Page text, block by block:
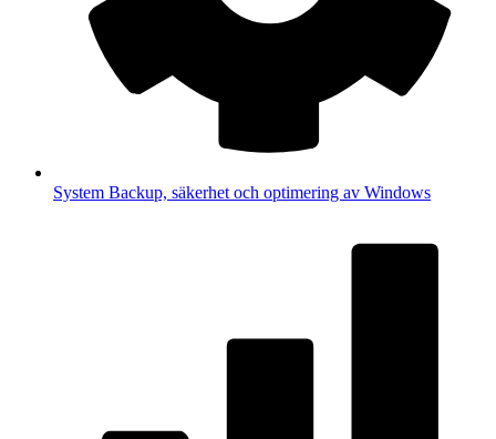
System Backup, säkerhet och optimering av Windows